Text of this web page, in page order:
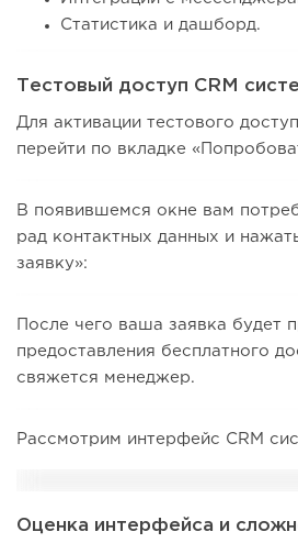
Статистика и дашборд.
Тестовый доступ CRM
Для активации тестового
перейти по вкладке
В появившемся окне вам
рад контактных данных и
заявку»:
После чего ваша заявка будет
предоставления бесплатного
свяжется менеджер.
Рассмотрим интерфейс CRM
Оценка интерфейса и